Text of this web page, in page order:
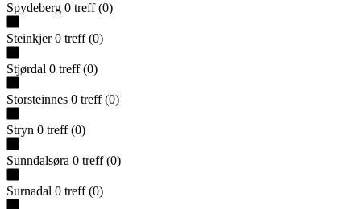
Spydeberg 0 treff (0)
Steinkjer 0 treff (0)
Stjørdal 0 treff (0)
Storsteinnes 0 treff (0)
Stryn 0 treff (0)
Sunndalsøra 0 treff (0)
Surnadal 0 treff (0)